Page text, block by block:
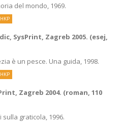
del mondo, 1969.
SysPrint, Zagreb 2005. (esej,
è un pesce. Una guida, 1998.
Zagreb 2004. (roman, 110
sulla graticola, 1996.